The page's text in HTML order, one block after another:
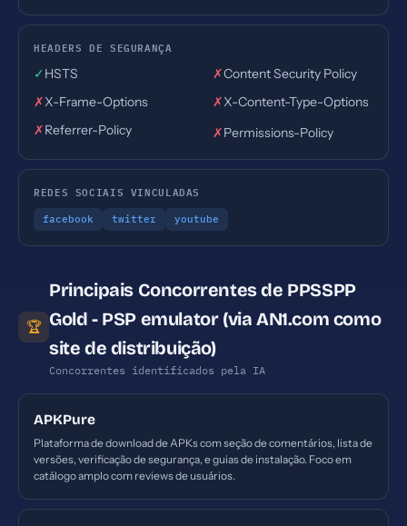
HEADERS DE SEGURANÇA
✓ HSTS ✗Content Security Policy
✗X-Frame-Options ✗X-Content-Type-Options
✗Referrer-Policy ✗Permissions-Policy
REDES SOCIAIS VINCULADAS
facebook twitter youtube
🏆
Principais Concorrentes de PPSSPP
Gold - PSP emulator (via AN1.com como
site de distribuição)
Concorrentes identificados pela IA
APKPure
Plataforma de download de APKs com seção de comentários, lista de
versões, verificação de segurança, e guias de instalação. Foco em
catálogo amplo com reviews de usuários.